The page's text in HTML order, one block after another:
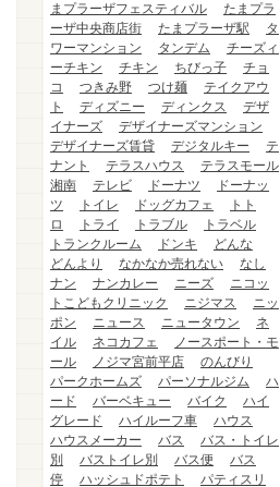
まプラーザフェスティバル
たまプラ
ーザ中央商店街
たまプラーザ駅
タ
ワーマンション
タンデム
チーズィ
ーチキン
チキン ちびっ子
チョ
コ
つきみ野 つけ麺
テイクアウ
ト
ディズニー ディンクス
デザ
イナーズ
デザイナーズマンション
デザイナーズ賃貸
デジタルキー
テ
ナント
テラスハウス
テラスモール
湘南
テレビ ドーナツ
ドーナッ
ツ
トイレ ドッグカフェ
トト
ロ
トライ トラブル
トラベル
トランクルーム
ドンキ
どんな
どんより
なかなか売れない
なし
ナン
ナンカレー ニーズ
ニコッ
トこどもクリニック
ニジマス
ニッ
ポン
ニュース ニュータウン
ネ
イル
ネコカフェ
ノースポート・モ
ール
ノジマ宮前平店
のんびり
パークホームズ
パーソナルジム
ハ
ード
バーベキュー バイク
ハイ
グレード
ハイルーフ車
ハウス
ハウスメーカー
バス
バス・トイレ
別
バストイレ別 バス便
バス
停
ハッシュドポテト
パティスリ